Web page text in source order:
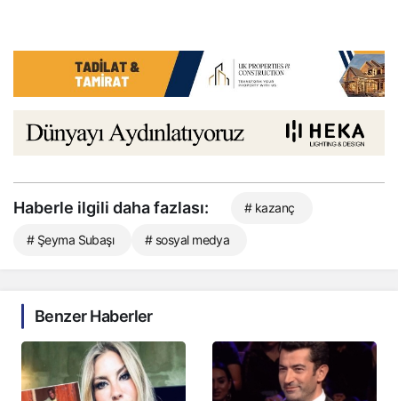
Haberle ilgili daha fazlası: # kazanç
# Şeyma Subaşı # sosyal medya
Benzer Haberler